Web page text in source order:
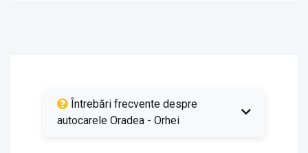
Întrebări frecvente despre
autocarele Oradea - Orhei